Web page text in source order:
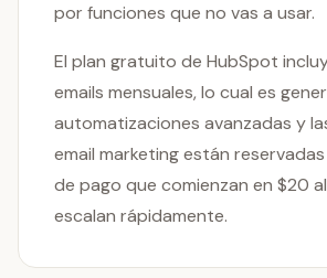
por funciones que no vas a usar.
El plan gratuito de HubSpot
emails mensuales, lo cual es
automatizaciones avanzadas y
email marketing están
de pago que comienzan en $20
escalan rápidamente.